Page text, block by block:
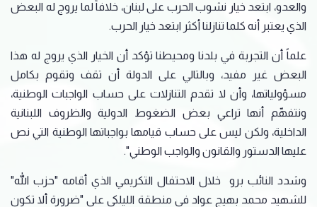
والعدو، ابتعد خيار نشوب الحرب على لبنان، خلافاً لما يروج له البعض
الذي يعتبر أنه كلما تنازلنا أكثر ابتعد خيار الحرب.
علماً أن التجربة في بلدنا ومحيطنا تؤكد أن الخيار الذي يروج له هذا
البعض غير مفيد، وبالتالي على الدولة أن تقف وتقوم بكامل
مسؤولياتها، وأن لا تقدم التنازلات على حساب الواجبات الوطنية،
ونتفهّم أنها تراعي بعض الضغوط الدولية والظروف اللبنانية
الداخلية، ولكن ليس على حساب قيامها بواجباتها الوطنية التي نص
عليها الدستور والقانون والواجب الوطني".
وشدد النائب برو خلال الاحتفال التكريمي الذي أقامه "حزب الله"
للشهيد محمد بهيج عواد في منطقة الليلكي على "ضرورة ألا تكون